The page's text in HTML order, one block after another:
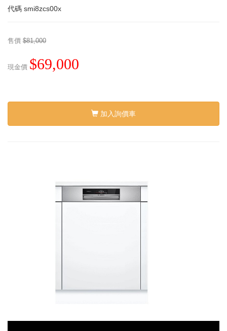
代碼 smi8zcs00x
售價 $81,000
現金價 $69,000
加入詢價車